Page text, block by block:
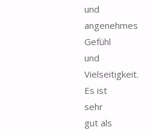
und
angenehmes
Gefühl
und
Vielseitigkeit.
Es ist
sehr
gut als